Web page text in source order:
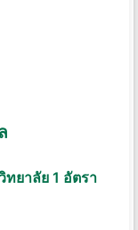
ยาลัย 1 อัตรา